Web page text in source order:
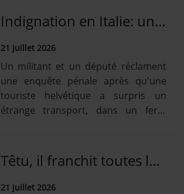
Indignation en Italie: un poney enfermé dans une petite auto
21 juillet 2026
Un militant et un député réclament
une enquête pénale après qu'une
touriste helvétique a surpris un
étrange transport, dans un ferry
Têtu, il franchit toutes les barrières et atterrit en prison
21 juillet 2026